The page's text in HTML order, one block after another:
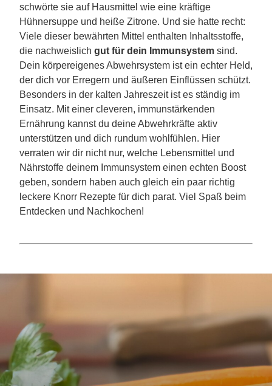
schwörte sie auf Hausmittel wie eine kräftige
Hühnersuppe und heiße Zitrone. Und sie hatte recht:
Viele dieser bewährten Mittel enthalten Inhaltsstoffe,
die nachweislich gut für dein Immunsystem sind.
Dein körpereigenes Abwehrsystem ist ein echter Held,
der dich vor Erregern und äußeren Einflüssen schützt.
Besonders in der kalten Jahreszeit ist es ständig im
Einsatz. Mit einer cleveren, immunstärkenden
Ernährung kannst du deine Abwehrkräfte aktiv
unterstützen und dich rundum wohlfühlen. Hier
verraten wir dir nicht nur, welche Lebensmittel und
Nährstoffe deinem Immunsystem einen echten Boost
geben, sondern haben auch gleich ein paar richtig
leckere Knorr Rezepte für dich parat. Viel Spaß beim
Entdecken und Nachkochen!